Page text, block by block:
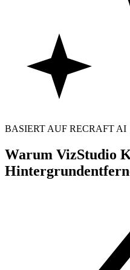
BASIERT AUF RECRAFT AI
Warum VizStudio